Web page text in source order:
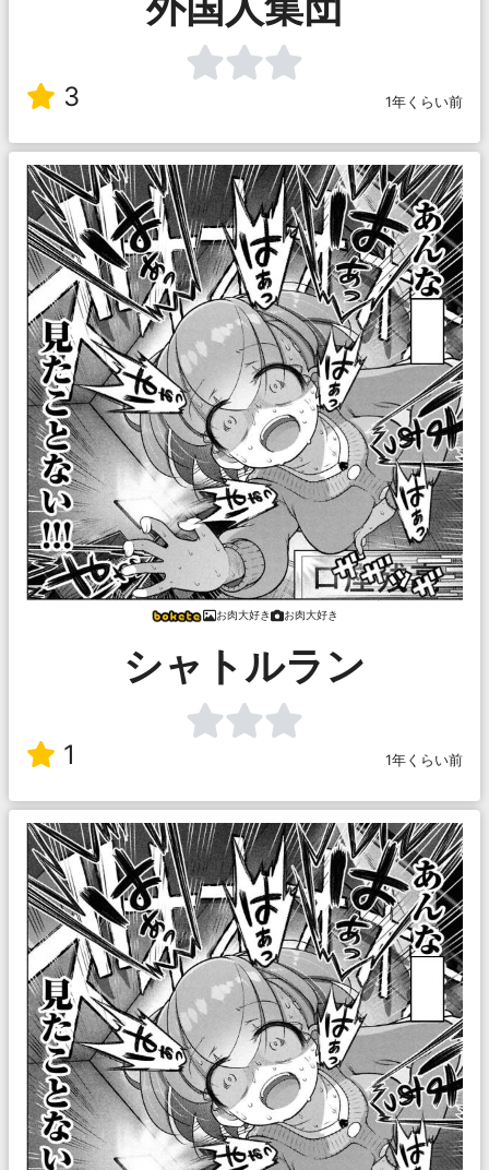
3 1年くらい前
お肉大好き お肉大好き
シャトルラン
1 1年くらい前